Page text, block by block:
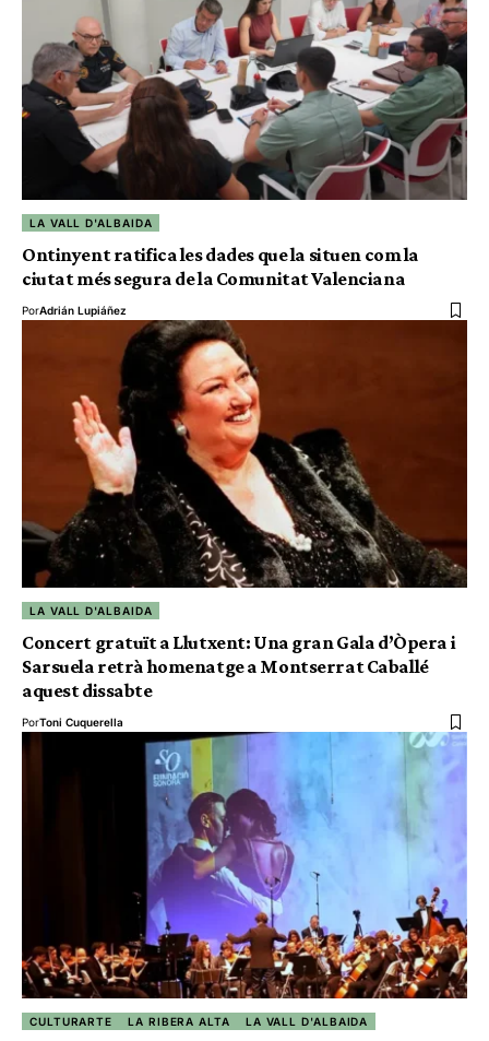
LA VALL D'ALBAIDA
Ontinyent ratifica les dades que la situen com la
ciutat més segura de la Comunitat Valenciana
PorAdrián Lupiáñez
LA VALL D'ALBAIDA
Concert gratuït a Llutxent: Una gran Gala d’Òpera i
Sarsuela retrà homenatge a Montserrat Caballé
aquest dissabte
PorToni Cuquerella
CULTURARTE LA RIBERA ALTA LA VALL D'ALBAIDA